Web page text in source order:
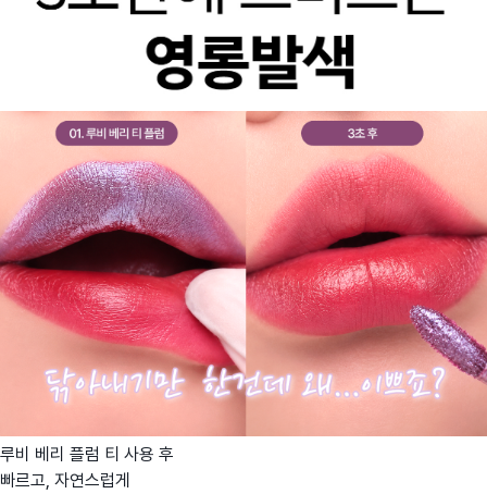
루비 베리 플럼 티 사용 후
빠르고, 자연스럽게